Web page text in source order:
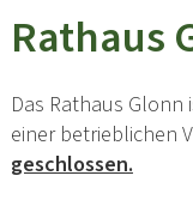
Rathaus
Das Rathaus Glonn
einer betrieblichen
geschlossen.